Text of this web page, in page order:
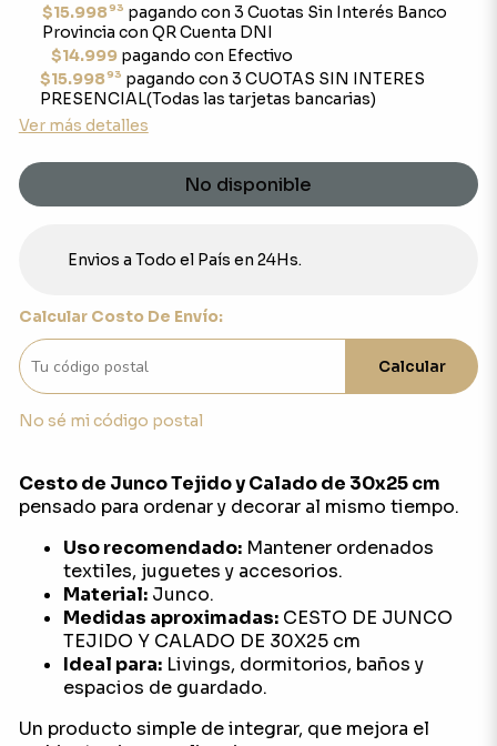
$15.99893 pagando con 3 Cuotas Sin Interés Banco
Provincia con QR Cuenta DNI
$14.999pagando con Efectivo
$15.99893 pagando con 3 CUOTAS SIN INTERES
PRESENCIAL(Todas las tarjetas bancarias)
Ver más detalles
No disponible
Envios a Todo el País en 24Hs.
Calcular Costo De Envío:
Calcular
No sé mi código postal
Cesto de Junco Tejido y Calado de 30x25 cm
pensado para ordenar y decorar al mismo tiempo.
Uso recomendado:Mantener ordenados
textiles, juguetes y accesorios.
Material:Junco.
Medidas aproximadas:CESTO DE JUNCO
TEJIDO Y CALADO DE 30X25 cm
Ideal para:Livings, dormitorios, baños y
espacios de guardado.
Un producto simple de integrar, que mejora el